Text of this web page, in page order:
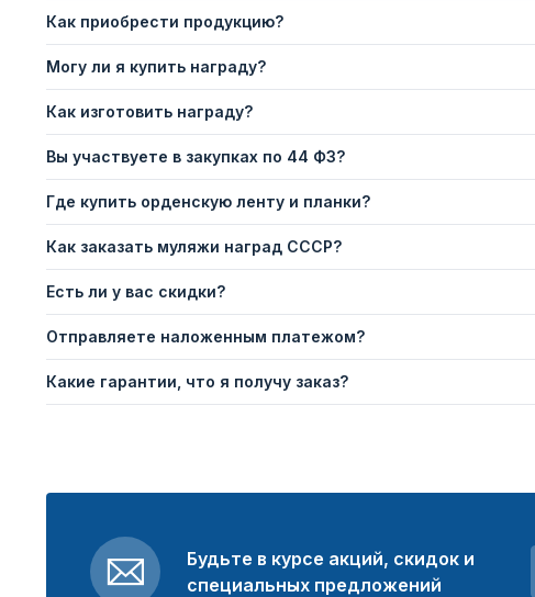
Как приобрести продукцию?
Могу ли я купить награду?
Как изготовить награду?
Вы участвуете в закупках по 44 ФЗ?
Где купить орденскую ленту и планки?
Как заказать муляжи наград СССР?
Есть ли у вас скидки?
Отправляете наложенным платежом?
Какие гарантии, что я получу заказ?
Будьте в курсе акций, скидок и
специальных предложений